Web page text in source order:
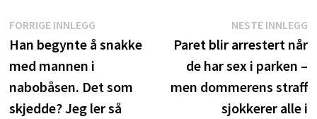
Innleggsnavigasjon
FORRIGE INNLEGGForrige
innlegg:
Han begynte å snakke
med mannen i
nabobåsen. Det som
skjedde? Jeg ler så
NESTE INNLEGG
Paret blir arrestert når
de har sex i parken –
men dommerens straff
sjokkerer alle i